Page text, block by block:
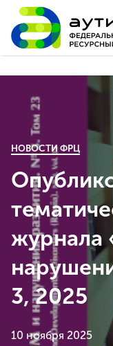
НОВОСТИ ФРЦ
журнала
3, 2025
10 ноября 2025